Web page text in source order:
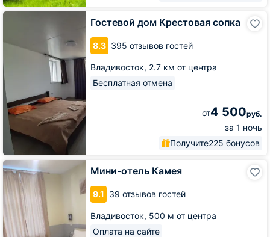
Гостевой дом Крестовая сопка
8.3 395 отзывов гостей
Владивосток, 2.7 км от центра
Бесплатная отмена
от4 500руб.
за 1 ночь
Получите225 бонусов
Гостевой
сопка
Мини-отель Камея
9.1 39 отзывов гостей
Владивосток, 500 м от центра
Оплата на сайте
Мини-
отель
Камея